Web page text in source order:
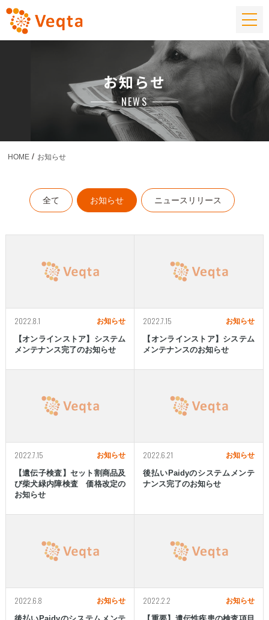
お知らせ
NEWS
HOME お知らせ
全て お知らせ ニュースリリース
2022.8.1 お知らせ
【オンラインストア】システム
メンテナンス完了のお知らせ
2022.7.15 お知らせ
【オンラインストア】システム
メンテナンスのお知らせ
2022.7.15 お知らせ
【遺伝子検査】セット割商品及
び柴犬緑内障検査 価格改定の
お知らせ
2022.6.21 お知らせ
後払いPaidyのシステムメンテ
ナンス完了のお知らせ
2022.6.8 お知らせ 2022.2.2 お知らせ